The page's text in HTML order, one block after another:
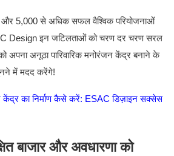
5,000 से अधिक सफल वैश्विक परियोजनाओं
Design इन जटिलताओं को चरण दर चरण सरल
अपना अनूठा पारिवारिक मनोरंजन केंद्र बनाने के
में मदद करेंगे!
बाजार और अवधारणा को